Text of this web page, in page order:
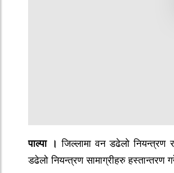
पाल्पा । जिल्लामा वन डढेलो नियन्त्रण
डढेलो नियन्त्रण सामाग्रीहरु हस्तान्तरण